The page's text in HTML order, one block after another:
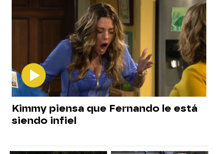
Kimmy piensa que Fernando le está
siendo infiel